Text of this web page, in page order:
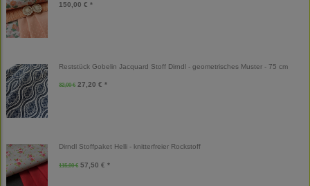
150,00 € *
Reststück Gobelin Jacquard Stoff Dirndl - geometrisches Muster - 75 cm
32,00 € 27,20 € *
Dirndl Stoffpaket Helli - knitterfreier Rockstoff
115,00 € 57,50 € *